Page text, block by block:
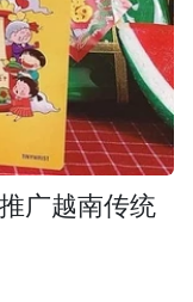
广越南传统